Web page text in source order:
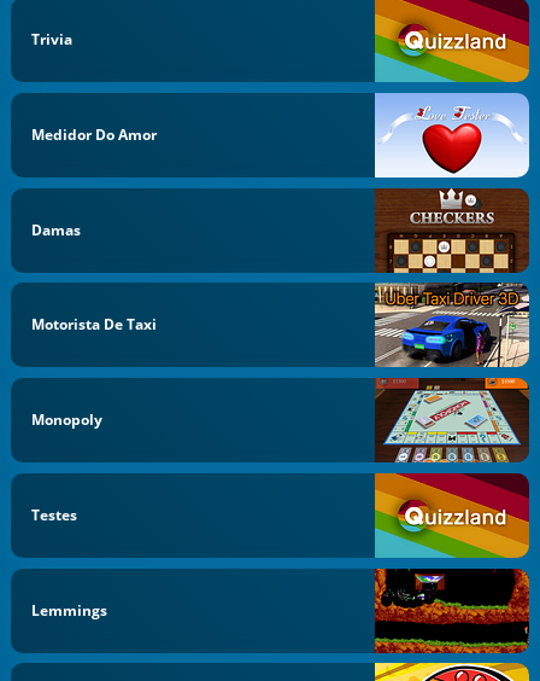
Trivia
Medidor Do Amor
Damas
Motorista De Taxi
Monopoly
Testes
Lemmings